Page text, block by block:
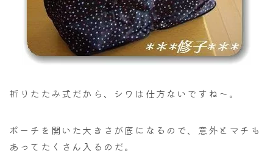
折りたたみ式だから、シワは仕方ないですね～。
ポーチを開いた大きさが底になるので、意外とマチも
あってたくさん入るのだ。